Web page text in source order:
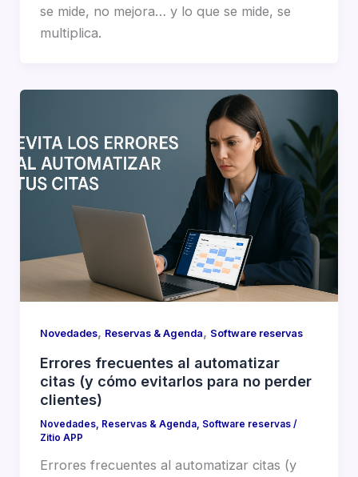
se mide, no mejora… y lo que se mide, se
multiplica.
Novedades, Reservas & Agenda, Software reservas
Errores frecuentes al automatizar
citas (y cómo evitarlos para no perder
clientes)
Novedades, Reservas & Agenda, Software reservas/
Zitio APP
Errores frecuentes al automatizar citas (y